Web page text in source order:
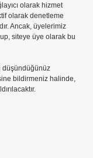
olarak hizmet
olarak denetleme
Ancak, üyelerimiz
siteye üye olarak bu
düşündüğünüz
bildirmeniz halinde,